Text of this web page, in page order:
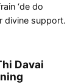
‘de do
divine support.
Davai